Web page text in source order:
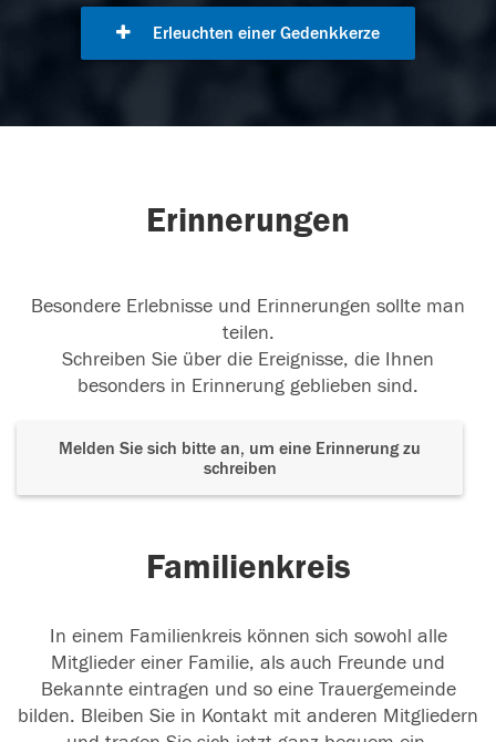
Erleuchten einer Gedenkkerze
Erinnerungen
Besondere Erlebnisse und Erinnerungen sollte man
teilen.
Schreiben Sie über die Ereignisse, die Ihnen
besonders in Erinnerung geblieben sind.
Melden Sie sich bitte an, um eine Erinnerung zu
schreiben
Familienkreis
In einem Familienkreis können sich sowohl alle
Mitglieder einer Familie, als auch Freunde und
Bekannte eintragen und so eine Trauergemeinde
bilden. Bleiben Sie in Kontakt mit anderen Mitgliedern